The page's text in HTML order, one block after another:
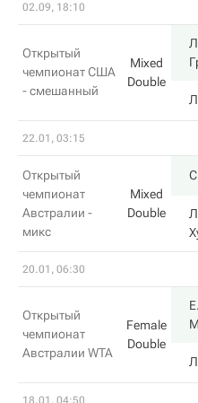
02.09, 18:10
Открытый
чемпионат США
- смешанный
Mixed
Double
22.01, 03:15
Открытый
чемпионат
Австралии -
микс
Mixed
Double
20.01, 06:30
Открытый
чемпионат
Австралии WTA
Female
Double
Е.
18.01, 04:50